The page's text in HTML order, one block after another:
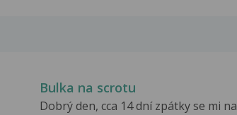
Bulka na scrotu
Dobrý den, cca 14 dní zpátky se mi na